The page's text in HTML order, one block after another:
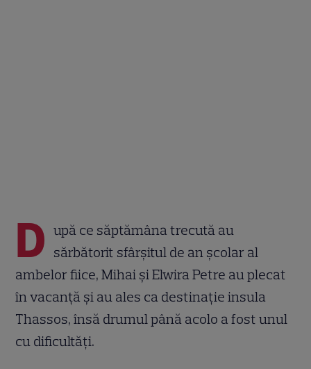
D upă ce săptămâna trecută au
sărbătorit sfârșitul de an școlar al
ambelor fiice, Mihai și Elwira Petre au plecat
în vacanță și au ales ca destinație insula
Thassos, însă drumul până acolo a fost unul
cu dificultăți.